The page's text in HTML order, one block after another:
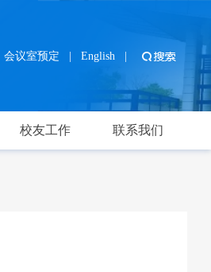
会议室预定 | English |
校友工作 联系我们